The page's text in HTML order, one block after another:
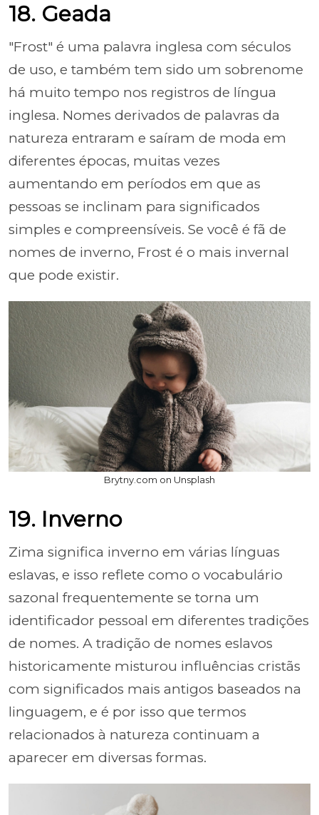
18. Geada
"Frost" é uma palavra inglesa com séculos
de uso, e também tem sido um sobrenome
há muito tempo nos registros de língua
inglesa. Nomes derivados de palavras da
natureza entraram e saíram de moda em
diferentes épocas, muitas vezes
aumentando em períodos em que as
pessoas se inclinam para significados
simples e compreensíveis. Se você é fã de
nomes de inverno, Frost é o mais invernal
que pode existir.
Brytny.com on Unsplash
19. Inverno
Zima significa inverno em várias línguas
eslavas, e isso reflete como o vocabulário
sazonal frequentemente se torna um
identificador pessoal em diferentes tradições
de nomes. A tradição de nomes eslavos
historicamente misturou influências cristãs
com significados mais antigos baseados na
linguagem, e é por isso que termos
relacionados à natureza continuam a
aparecer em diversas formas.